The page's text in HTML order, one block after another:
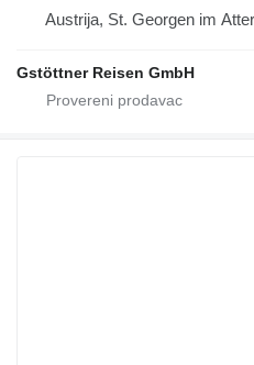
Austrija, St. Georgen im
Gstöttner Reisen GmbH